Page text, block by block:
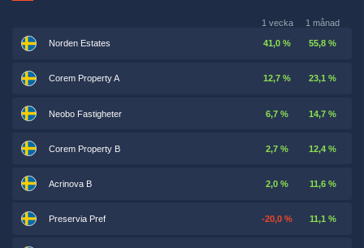
1 vecka 1 månad
Norden Estates 41,0 % 55,8 %
Corem Property A 12,7 % 23,1 %
Neobo Fastigheter 6,7 % 14,7 %
Corem Property B 2,7 % 12,4 %
Acrinova B 2,0 % 11,6 %
Preservia Pref -20,0 % 11,1 %